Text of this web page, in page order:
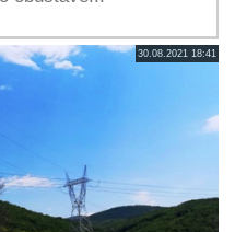
30.08.2021 18:41